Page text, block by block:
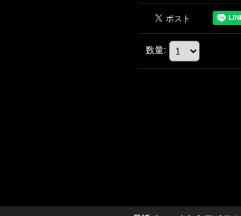
数量: